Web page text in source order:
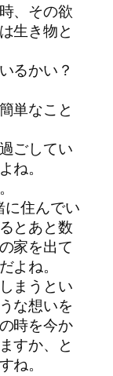
、その欲
生き物と
るかい？
単なこと
ごしてい
ね。
に住んでい
とあと数
家を出て
よね。
まうとい
な想いを
時を今か
すか、と
ね。